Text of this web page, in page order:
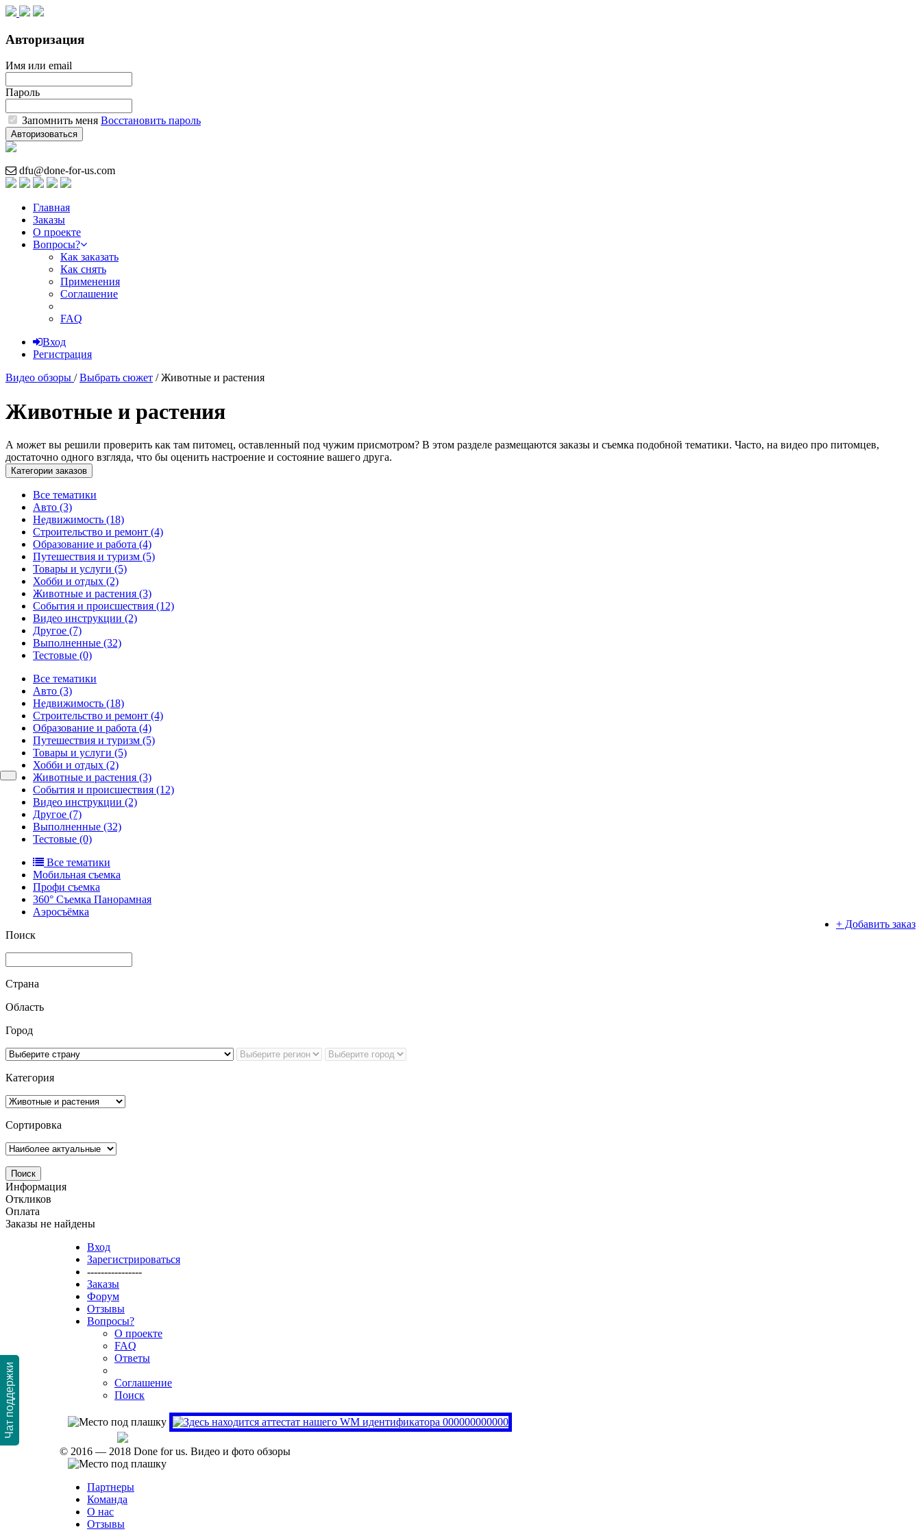
Авторизация
Имя или email
Пароль
Запомнить меня Восстановить пароль
Авторизоваться
dfu@done-for-us.com
Главная
Заказы
О проекте
Вопросы?
Как заказать
Как снять
Применения
Соглашение
FAQ
Вход
Регистрация
Видео обзоры /Выбрать сюжет /Животные и растения
Животные и растения
А может вы решили проверить как там питомец, оставленный под чужим присмотром? В этом разделе размещаются заказы и съемка подобной тематики. Часто, на видео про питомцев,
достаточно одного взгляда, что бы оценить настроение и состояние вашего друга.
Категории заказов
Все тематики
Авто (3)
Недвижимость (18)
Строительство и ремонт (4)
Образование и работа (4)
Путешествия и туризм (5)
Товары и услуги (5)
Хобби и отдых (2)
Животные и растения (3)
События и происшествия (12)
Видео инструкции (2)
Другое (7)
Выполненные (32)
Тестовые (0)
Все тематики
Авто (3)
Недвижимость (18)
Строительство и ремонт (4)
Образование и работа (4)
Путешествия и туризм (5)
Товары и услуги (5)
Хобби и отдых (2)
Животные и растения (3)
События и происшествия (12)
Видео инструкции (2)
Другое (7)
Выполненные (32)
Тестовые (0)
Все тематики
Мобильная съемка
Профи съемка
360° Съемка Панорамная
Аэросъёмка
+ Добавить заказ
Поиск
Страна
Область
Город
Категория
Сортировка
Информация
Откликов
Оплата
Заказы не найдены
Вход
Зарегистрироваться
----------------
Заказы
Форум
Отзывы
Вопросы?
О проекте
FAQ
Ответы
Соглашение
Поиск
© 2016 — 2018 Done for us. Видео и фото обзоры
Партнеры
Команда
О нас
Отзывы
Чат поддержки